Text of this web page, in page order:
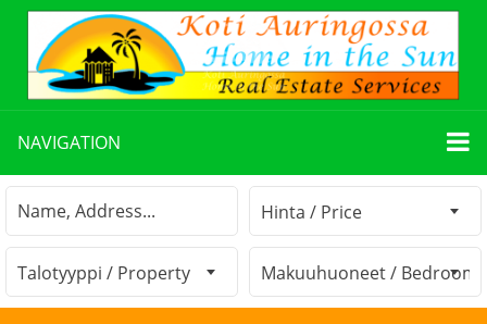
NAVIGATION